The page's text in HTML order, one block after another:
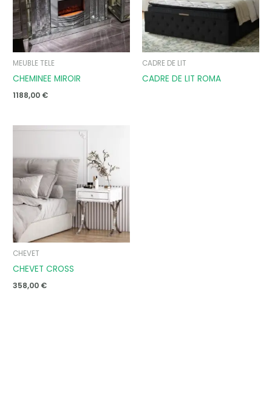
MEUBLE TELE
CHEMINEE MIROIR
1188,00 €
CADRE DE LIT
CADRE DE LIT ROMA
CHEVET
CHEVET CROSS
358,00 €